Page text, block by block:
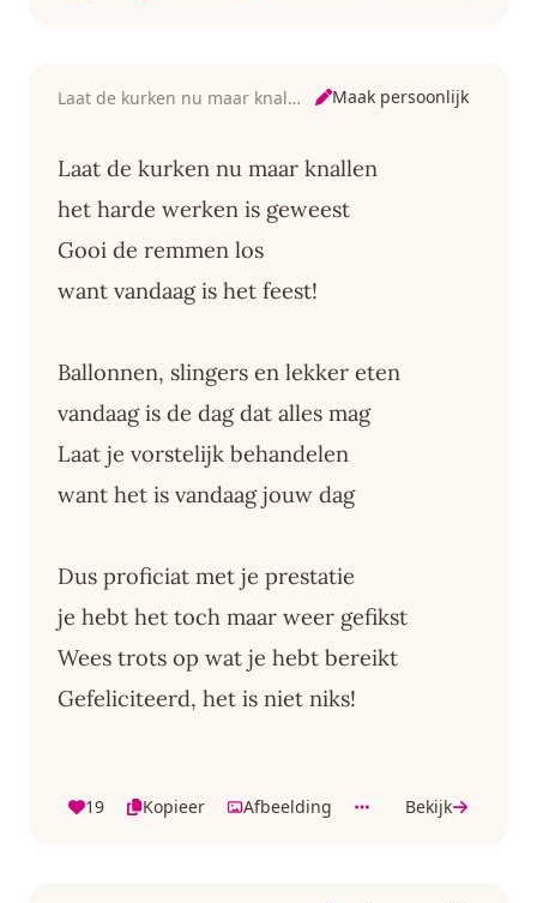
Laat de kurken nu maar knallen Maak persoonlijk
Laat de kurken nu maar knallen
het harde werken is geweest
Gooi de remmen los
want vandaag is het feest!
Ballonnen, slingers en lekker eten
vandaag is de dag dat alles mag
Laat je vorstelijk behandelen
want het is vandaag jouw dag
Dus proficiat met je prestatie
je hebt het toch maar weer gefikst
Wees trots op wat je hebt bereikt
Gefeliciteerd, het is niet niks!
19 Kopieer Afbeelding Bekijk